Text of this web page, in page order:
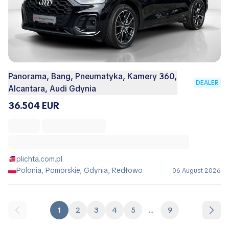
Panorama, Bang, Pneumatyka, Kamery 360,
Alcantara, Audi Gdynia
DEALER
36.504 EUR
plichta.com.pl
Polonia, Pomorskie, Gdynia, Redłowo
06 August 2026
1 2 3 4 5 ... 9